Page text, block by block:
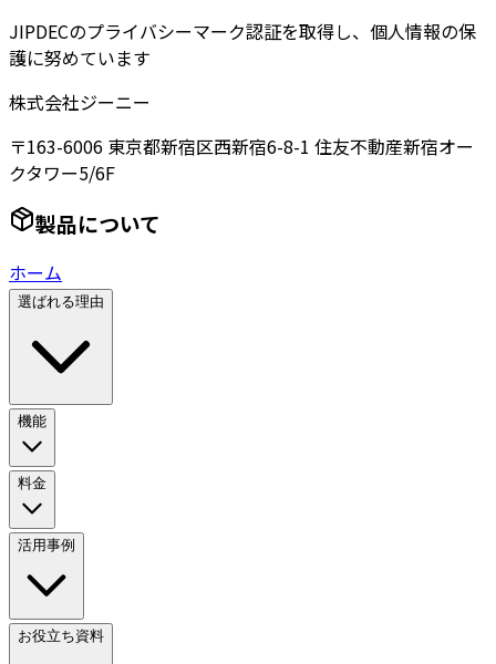
JIPDECのプライバシーマーク認証を取得し、個人情報の保
護に努めています
株式会社ジーニー
〒163-6006 東京都新宿区西新宿6-8-1 住友不動産新宿オー
クタワー5/6F
製品について
ホーム
選ばれる理由
機能
料金
活用事例
お役立ち資料